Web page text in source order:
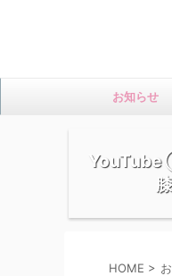
お知らせ
YouTube
HOME >